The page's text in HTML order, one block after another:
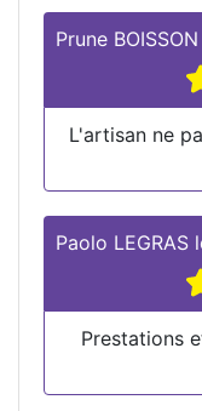
Prune BOISSON
L'artisan ne
Paolo LEGRAS
Prestations